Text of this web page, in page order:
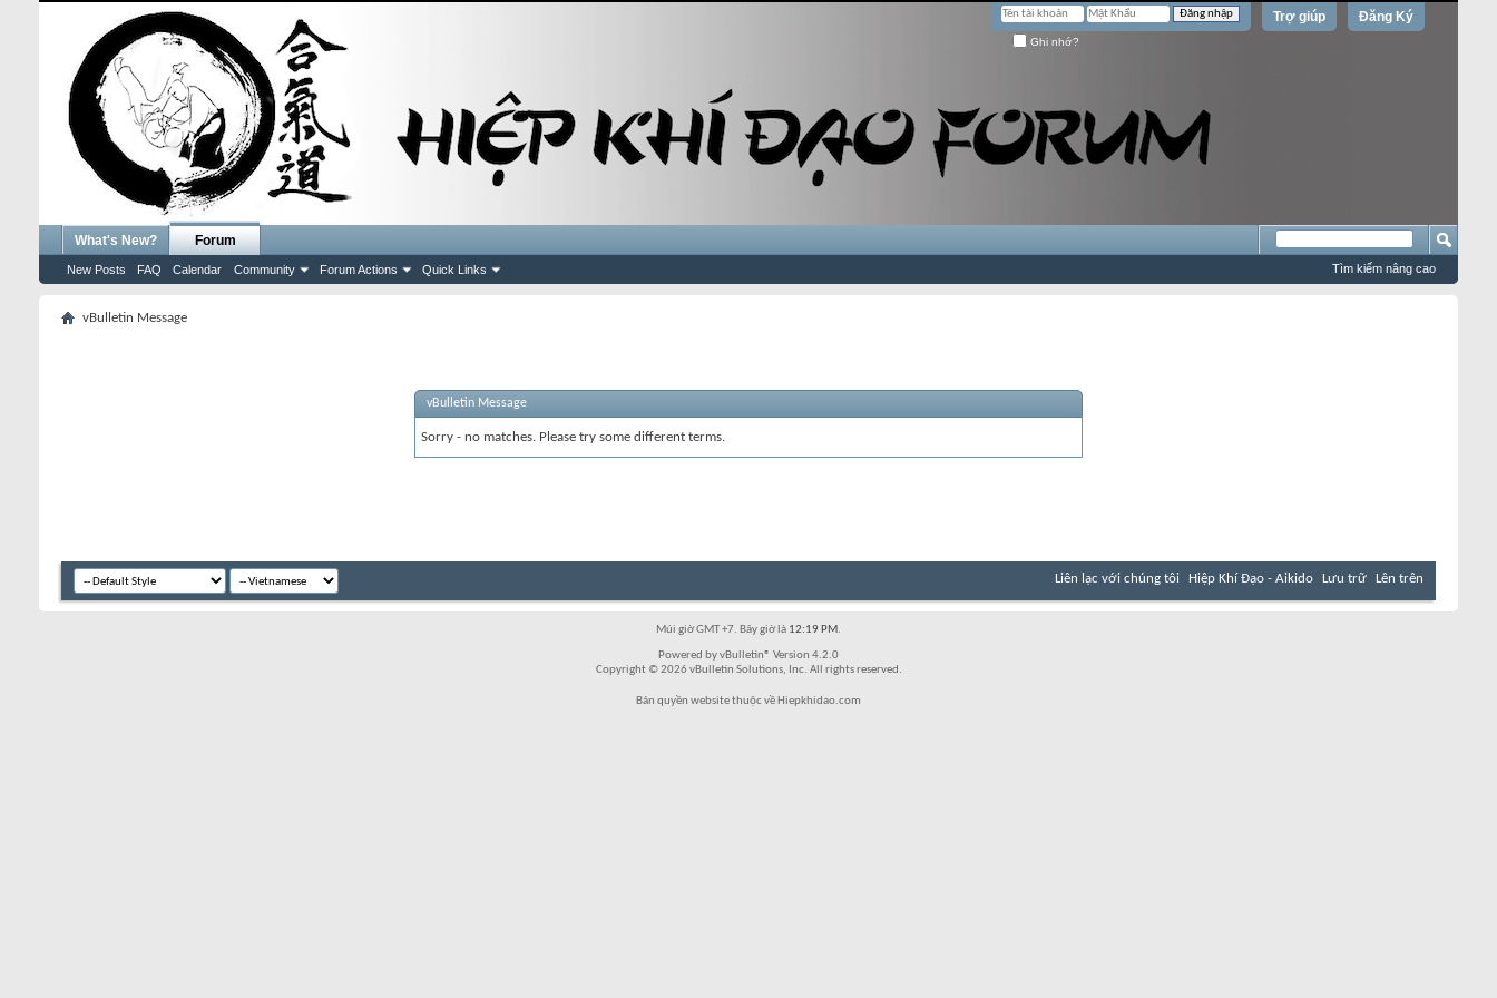
Đăng Ký
Trợ giúp
Ghi nhớ?
What's New? Forum
New Posts FAQ Calendar Community Forum Actions Quick Links Tìm kiếm nâng cao
vBulletin Message
vBulletin Message
Sorry - no matches. Please try some different terms.
Liên lạc với chúng tôi Hiệp Khí Đạo - Aikido Lưu trữ Lên trên
Múi giờ GMT +7. Bây giờ là 12:19 PM.
Powered by vBulletin® Version 4.2.0
Copyright © 2026 vBulletin Solutions, Inc. All rights reserved.
Bản quyền website thuộc về Hiepkhidao.com